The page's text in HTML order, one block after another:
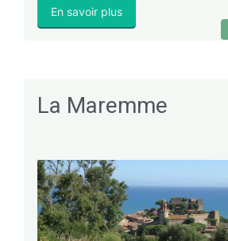
En savoir plus
La Maremme